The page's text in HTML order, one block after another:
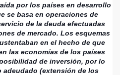
por los países en desarrollo
se basa en operaciones de
de la deuda efectuadas
de mercado. Los esquemas
en el hecho de que
las economías de los países
de inversión, por lo
adeudado (extensión de los